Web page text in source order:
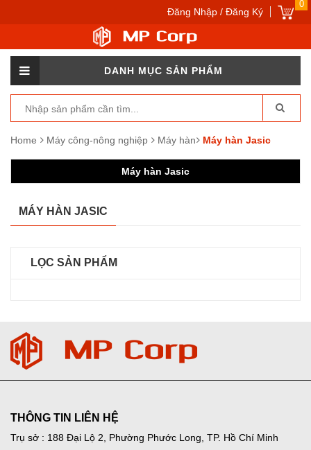
0
Đăng Nhập / Đăng Ký
DANH MỤC SẢN PHẨM
Home Máy công-nông nghiệp Máy hàn Máy hàn Jasic
Máy hàn Jasic
MÁY HÀN JASIC
LỌC SẢN PHẨM
THÔNG TIN LIÊN HỆ
Trụ sở : 188 Đại Lộ 2, Phường Phước Long, TP. Hồ Chí Minh